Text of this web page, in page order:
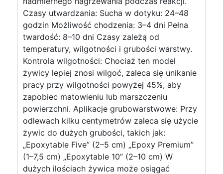
Czasy utwardzania: Sucha w dotyku: 24–48
godzin Możliwość chodzenia: 3–4 dni Pełna
twardość: 8–10 dni Czasy zależą od
temperatury, wilgotności i grubości warstwy.
Kontrola wilgotności: Chociaż ten model
żywicy lepiej znosi wilgoć, zaleca się unikanie
pracy przy wilgotności powyżej 45%, aby
zapobiec matowieniu lub marszczeniu
powierzchni. Aplikacje grubowarstwowe: Przy
odlewach kilku centymetrów zaleca się użycie
żywic do dużych grubości, takich jak:
„Epoxytable Five” (2–5 cm) „Epoxy Premium”
(1–7,5 cm) „Epoxytable 10” (2–10 cm) W
dużych ilościach żywica może osiągać